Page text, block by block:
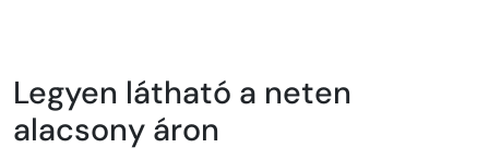
Legyen látható a neten
alacsony áron